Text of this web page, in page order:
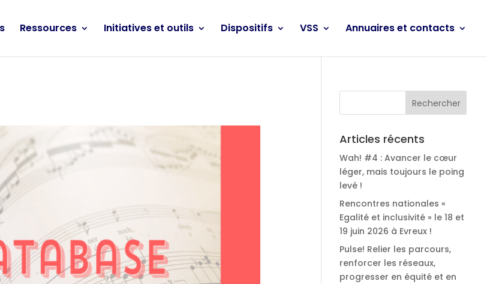
Ressources Initiatives et outils Dispositifs VSS Annuaires et contacts
Articles récents
Wah! #4 : Avancer le cœur
léger, mais toujours le poing
levé !
Rencontres nationales «
Egalité et inclusivité » le 18 et
19 juin 2026 à Evreux !
Pulse! Relier les parcours,
renforcer les réseaux,
progresser en équité et en